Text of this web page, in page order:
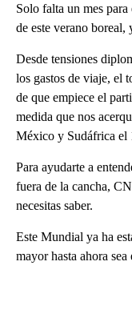
Solo falta un mes
de este verano boreal,
Desde tensiones
los gastos de viaje, el
de que empiece el
medida que nos
México y Sudáfrica el
Para ayudarte a
fuera de la cancha,
necesitas saber.
Este Mundial ya ha
mayor hasta ahora sea